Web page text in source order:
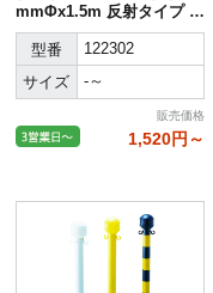
mmΦx1.5m 反射タイプ A
BS樹脂
型番
122302
サイズ
-～
販売価格
1,520円～